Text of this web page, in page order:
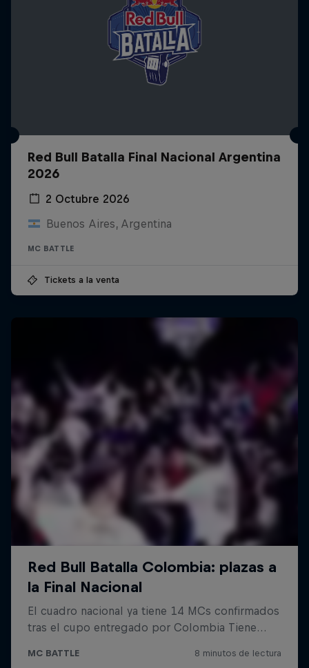
Red Bull Batalla Final Nacional Argentina
2026
2 Octubre 2026
Buenos Aires, Argentina
MC BATTLE
Tickets a la venta